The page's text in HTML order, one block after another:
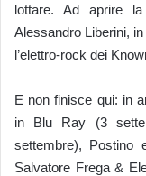
lottare. Ad aprire
Alessandro Liberini,
l’elettro-rock dei
E non finisce qui: in
in Blu Ray (3
settembre), Postino
Salvatore Frega &